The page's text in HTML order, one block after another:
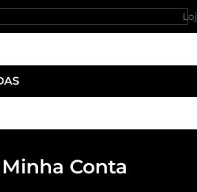
Minha Conta